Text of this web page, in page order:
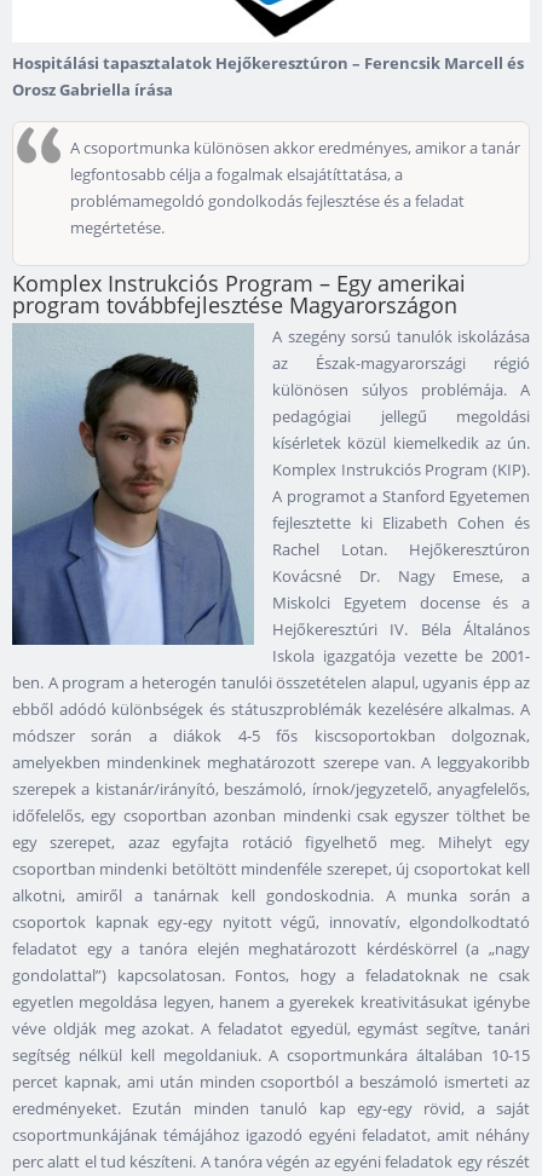
Hospitálási tapasztalatok Hejőkeresztúron – Ferencsik Marcell és
Orosz Gabriella írása
A csoportmunka különösen akkor eredményes, amikor a tanár
legfontosabb célja a fogalmak elsajátíttatása, a
problémamegoldó gondolkodás fejlesztése és a feladat
megértetése.
Komplex Instrukciós Program – Egy amerikai
program továbbfejlesztése Magyarországon
A szegény sorsú tanulók iskolázása
az Észak-magyarországi régió
különösen súlyos problémája. A
pedagógiai jellegű megoldási
kísérletek közül kiemelkedik az ún.
Komplex Instrukciós Program (KIP).
A programot a Stanford Egyetemen
fejlesztette ki Elizabeth Cohen és
Rachel Lotan. Hejőkeresztúron
Kovácsné Dr. Nagy Emese, a
Miskolci Egyetem docense és a
Hejőkeresztúri IV. Béla Általános
Iskola igazgatója vezette be 2001-
ben. A program a heterogén tanulói összetételen alapul, ugyanis épp az
ebből adódó különbségek és státuszproblémák kezelésére alkalmas. A
módszer során a diákok 4-5 fős kiscsoportokban dolgoznak,
amelyekben mindenkinek meghatározott szerepe van. A leggyakoribb
szerepek a kistanár/irányító, beszámoló, írnok/jegyzetelő, anyagfelelős,
időfelelős, egy csoportban azonban mindenki csak egyszer tölthet be
egy szerepet, azaz egyfajta rotáció figyelhető meg. Mihelyt egy
csoportban mindenki betöltött mindenféle szerepet, új csoportokat kell
alkotni, amiről a tanárnak kell gondoskodnia. A munka során a
csoportok kapnak egy-egy nyitott végű, innovatív, elgondolkodtató
feladatot egy a tanóra elején meghatározott kérdéskörrel (a „nagy
gondolattal”) kapcsolatosan. Fontos, hogy a feladatoknak ne csak
egyetlen megoldása legyen, hanem a gyerekek kreativitásukat igénybe
véve oldják meg azokat. A feladatot egyedül, egymást segítve, tanári
segítség nélkül kell megoldaniuk. A csoportmunkára általában 10-15
percet kapnak, ami után minden csoportból a beszámoló ismerteti az
eredményeket. Ezután minden tanuló kap egy-egy rövid, a saját
csoportmunkájának témájához igazodó egyéni feladatot, amit néhány
perc alatt el tud készíteni. A tanóra végén az egyéni feladatok egy részét